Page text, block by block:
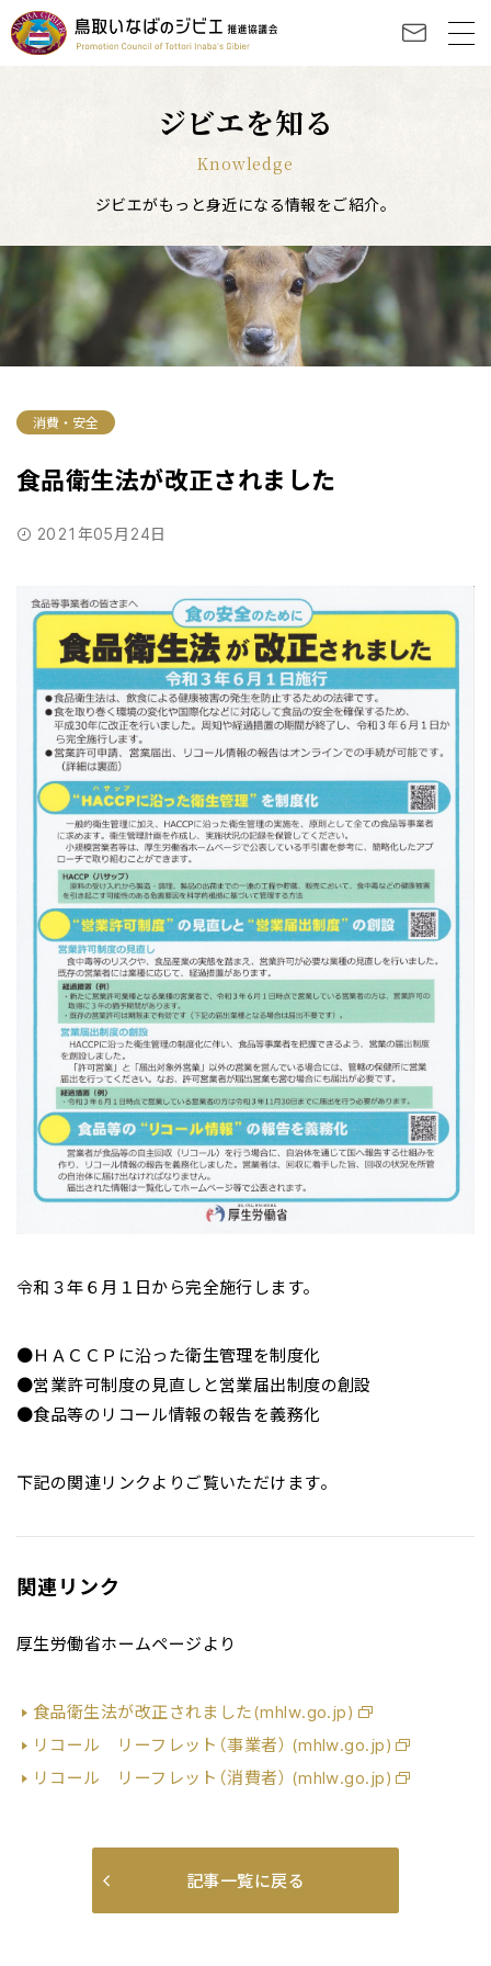
ジビエを知る
Knowledge
ジビエがもっと身近になる情報をご紹介。
消費・安全
食品衛生法が改正されました
2021年05月24日
令和３年６月１日から完全施行します。
●ＨＡＣＣＰに沿った衛生管理を制度化
●営業許可制度の見直しと営業届出制度の創設
●食品等のリコール情報の報告を義務化
下記の関連リンクよりご覧いただけます。
関連リンク
厚生労働省ホームページより
食品衛生法が改正されました(mhlw.go.jp)
リコール リーフレット（事業者） (mhlw.go.jp)
リコール リーフレット（消費者） (mhlw.go.jp)
記事一覧に戻る